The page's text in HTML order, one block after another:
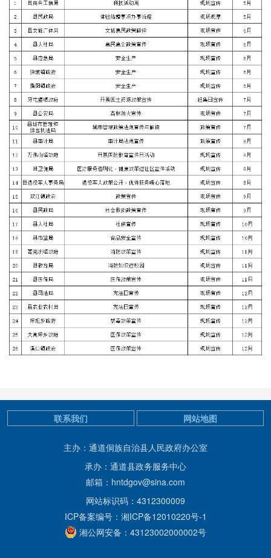
主办：通道侗族自治县人民政府办公室
承办：通道县政务服务中心
邮箱：hntdgov@sina.com
网站标识码：4312300009
ICP备案编号：湘ICP备12010220号-1
湘公网安备：43123002000002号
联系我们 网站地图